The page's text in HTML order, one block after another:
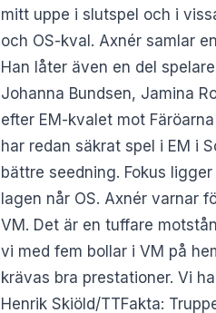
mitt uppe i slutspel och i
och OS-kval. Axnér samlar
Han låter även en del
Johanna Bundsen, Jamina
efter EM-kvalet mot
har redan säkrat spel i EM i
bättre seedning. Fokus
lagen når OS. Axnér varnar
VM. Det är en tuffare
vi med fem bollar i VM på
krävas bra prestationer. Vi
Henrik Skiöld/TTFakta: